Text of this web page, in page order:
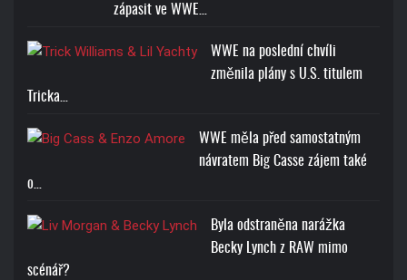
zápasit ve WWE…
WWE na poslední chvíli
změnila plány s U.S. titulem
Tricka…
WWE měla před samostatným
návratem Big Casse zájem také
o…
Byla odstraněna narážka
Becky Lynch z RAW mimo
scénář?